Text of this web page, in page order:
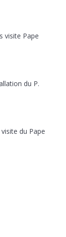
visite Pape
du P.
du Pape